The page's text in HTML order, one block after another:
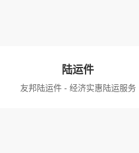
陆运件
友邦陆运件 - 经济实惠陆运服务